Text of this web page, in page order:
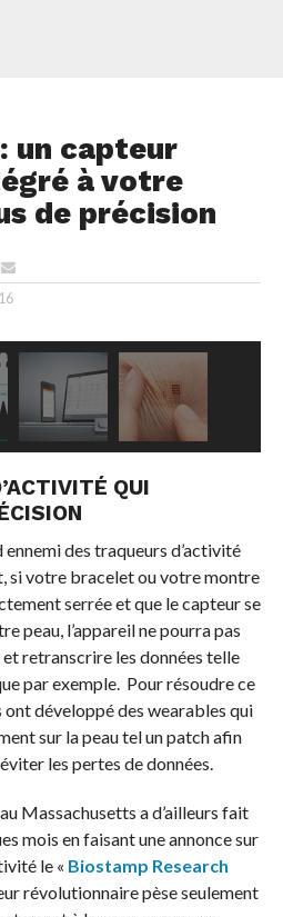
un capteur
à votre
de précision
QUI
ennemi des traqueurs d’activité
si votre bracelet ou votre montre
serrée et que le capteur se
peau, l’appareil ne pourra pas
retranscrire les données telle
par exemple. Pour résoudre ce
développé des wearables qui
sur la peau tel un patch afin
les pertes de données.
Massachusetts a d’ailleurs fait
mois en faisant une annonce sur
le « Biostamp Research
révolutionnaire pèse seulement